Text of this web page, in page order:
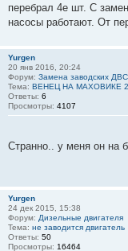
перебрал 4е шт. С
насосы работают. От
Yurgen
20 янв 2016, 20:24
Форум: Замена заводских
Тема: ВЕНЕЦ НА МАХОВИКЕ
Ответы: 6
Просмотры: 4107
Странно.. у меня он на
Yurgen
24 дек 2015, 15:38
Форум: Дизельные двигателя
Тема: не заводится двигатель
Ответы: 50
Просмотры: 16464